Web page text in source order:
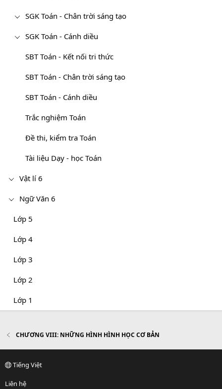
SGK Toán - Chân trời sáng tạo
SGK Toán - Cánh diều
SBT Toán - Kết nối tri thức
SBT Toán - Chân trời sáng tạo
SBT Toán - Cánh diều
Trắc nghiệm Toán
Đề thi, kiểm tra Toán
Tài liệu Dạy - học Toán
Vật lí 6
Ngữ Văn 6
Lớp 5
Lớp 4
Lớp 3
Lớp 2
Lớp 1
CHƯƠNG VIII: NHỮNG HÌNH HÌNH HỌC CƠ BẢN
Tiếng Việt
Liên hệ